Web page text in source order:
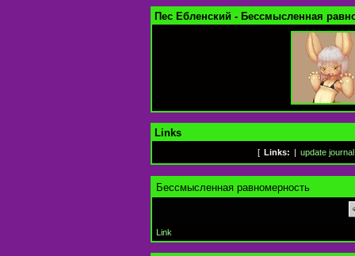
Пес Ебленский - Бессмысленная
Links
[ Links: update journal
Бессмысленная равномерность
Link